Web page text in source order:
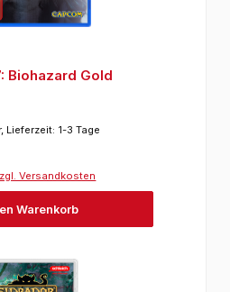
Biohazard Gold
Lieferzeit: 1-3 Tage
Versandkosten
Warenkorb